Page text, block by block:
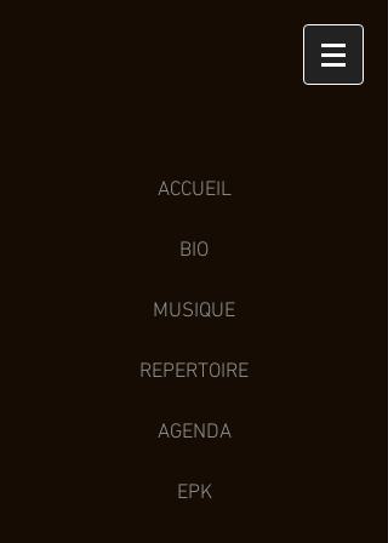
ACCUEIL
BIO
MUSIQUE
REPERTOIRE
AGENDA
EPK